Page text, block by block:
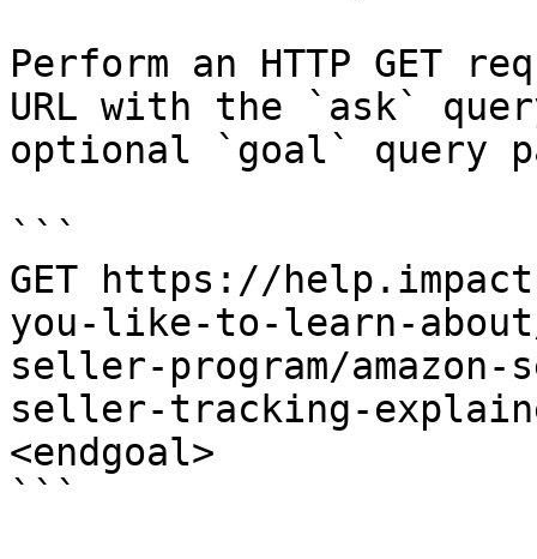
Perform an HTTP GET
URL with the `ask`
optional `goal` query
```
GET https://
you-like-to-learn-
seller-program/
seller-tracking-
<endgoal>
```